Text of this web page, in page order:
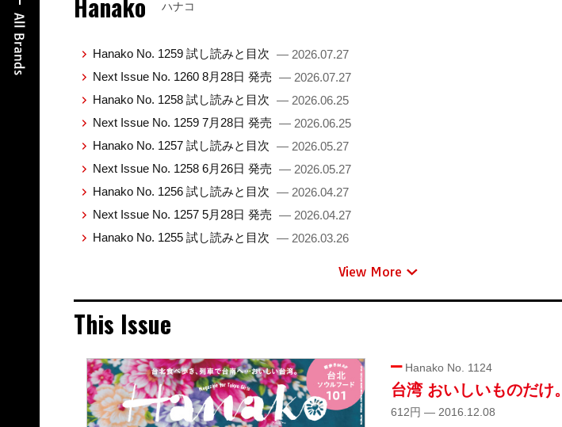
ハナコ
Hanako No. 1259 試し読みと目次 — 2026.07.27
Next Issue No. 1260 8月28日 発売 — 2026.07.27
Hanako No. 1258 試し読みと目次 — 2026.06.25
Next Issue No. 1259 7月28日 発売 — 2026.06.25
Hanako No. 1257 試し読みと目次 — 2026.05.27
Next Issue No. 1258 6月26日 発売 — 2026.05.27
Hanako No. 1256 試し読みと目次 — 2026.04.27
Next Issue No. 1257 5月28日 発売 — 2026.04.27
Hanako No. 1255 試し読みと目次 — 2026.03.26
View More
This Issue
Hanako No. 1124
台湾 おいしいものだけ。
612円 — 2016.12.08